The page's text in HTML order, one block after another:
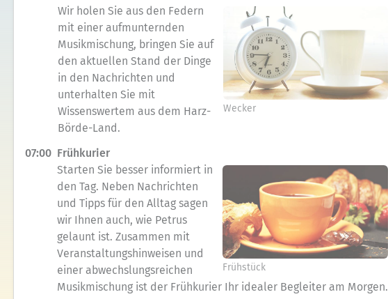
Wecker
Wir holen Sie aus den Federn
mit einer aufmunternden
Musikmischung, bringen Sie auf
den aktuellen Stand der Dinge
in den Nachrichten und
unterhalten Sie mit
Wissenswertem aus dem Harz-
Börde-Land.
07:00 Frühkurier
Frühstück
Starten Sie besser informiert in
den Tag. Neben Nachrichten
und Tipps für den Alltag sagen
wir Ihnen auch, wie Petrus
gelaunt ist. Zusammen mit
Veranstaltungshinweisen und
einer abwechslungsreichen
Musikmischung ist der Frühkurier Ihr idealer Begleiter am Morgen.